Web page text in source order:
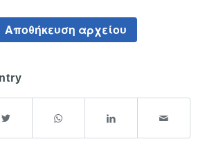
Αποθήκευση αρχείου